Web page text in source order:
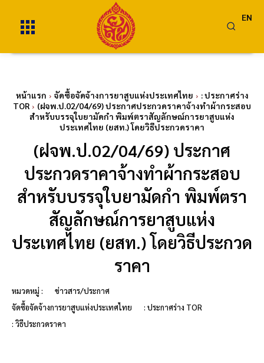
EN
หน้าแรก จัดซื้อจัดจ้างการยาสูบแห่งประเทศไทย
: ประกาศร่าง
TOR
(ฝจพ.ป.02/04/69) ประกาศประกวดราคาจ้างทำผ้ากระสอบ
สำหรับบรรจุใบยามัดกำ พิมพ์ตราสัญลักษณ์การยาสูบแห่ง
ประเทศไทย (ยสท.) โดยวิธีประกวดราคา
(ฝจพ.ป.02/04/69) ประกาศ
ประกวดราคาจ้างทำผ้ากระสอบ
สำหรับบรรจุใบยามัดกำ พิมพ์ตรา
สัญลักษณ์การยาสูบแห่ง
ประเทศไทย (ยสท.) โดยวิธีประกวด
ราคา
หมวดหมู่ :
ข่าวสาร/ประกาศ
จัดซื้อจัดจ้างการยาสูบแห่งประเทศไทย
: ประกาศร่าง TOR
: วิธีประกวดราคา